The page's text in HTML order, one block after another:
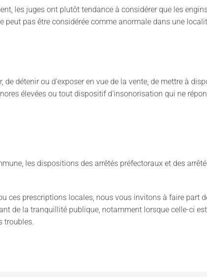
les juges ont plutôt tendance à considérer que les
peut pas être considérée comme anormale dans une
détenir ou d'exposer en vue de la vente, de mettre à
élevées ou tout dispositif d'insonorisation qui ne
les dispositions des arrêtés préfectoraux et des
ces prescriptions locales, nous vous invitons à faire part
de la tranquillité publique, notamment lorsque celle-ci
troubles.